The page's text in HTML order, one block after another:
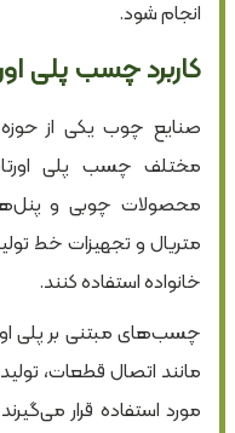
انجام شود.
کاربرد چسب پلی
صنایع چوب یکی از
مختلف چسب پلی
محصولات چوبی و
متریال و تجهیزات خط
خانواده استفاده کنند.
چسب‌های مبتنی بر پلی
مانند اتصال قطعات،
مورد استفاده قرار